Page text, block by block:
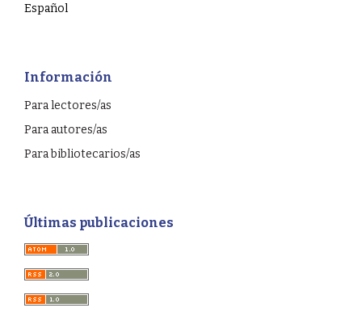
Español
Información
Para lectores/as
Para autores/as
Para bibliotecarios/as
Últimas publicaciones